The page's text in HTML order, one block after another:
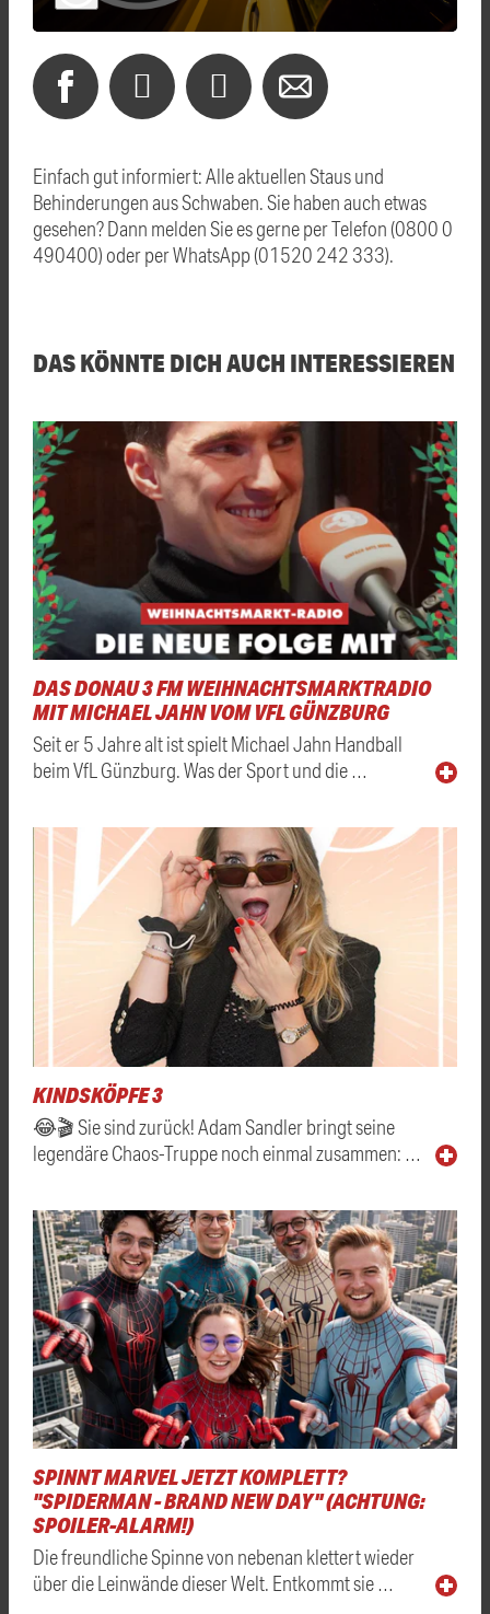
Einfach gut informiert: Alle aktuellen Staus und
Behinderungen aus Schwaben. Sie haben auch etwas
gesehen? Dann melden Sie es gerne per Telefon (0800 0
490400) oder per WhatsApp (01520 242 333).
DAS KÖNNTE DICH AUCH INTERESSIEREN
DAS DONAU 3 FM WEIHNACHTSMARKTRADIO
MIT MICHAEL JAHN VOM VFL GÜNZBURG
Seit er 5 Jahre alt ist spielt Michael Jahn Handball
beim VfL Günzburg. Was der Sport und die …
KINDSKÖPFE 3
😂🎬 Sie sind zurück! Adam Sandler bringt seine
legendäre Chaos-Truppe noch einmal zusammen: …
SPINNT MARVEL JETZT KOMPLETT?
"SPIDERMAN - BRAND NEW DAY" (ACHTUNG:
SPOILER-ALARM!)
Die freundliche Spinne von nebenan klettert wieder
über die Leinwände dieser Welt. Entkommt sie …